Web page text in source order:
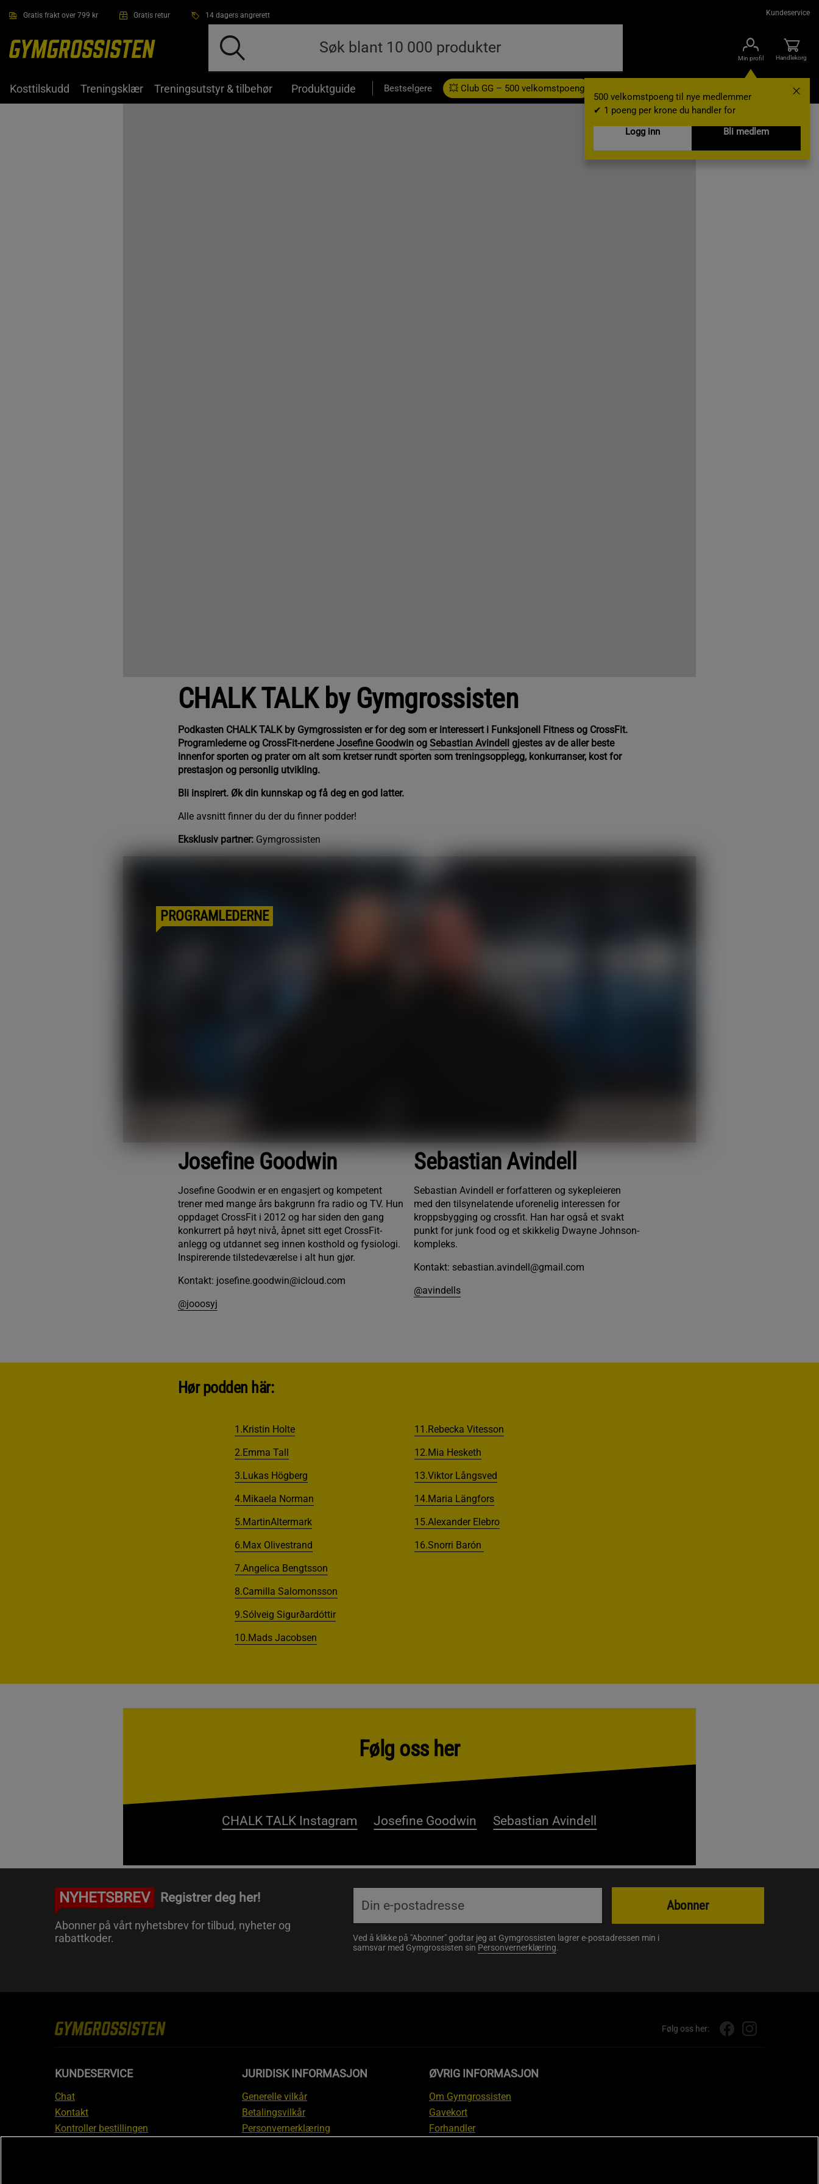
Gratis frakt over 799 kr Gratis retur 14 dagers angrerett Kundeservice
Min profil
500 velkomstpoeng til nye medlemmer
✔ 1 poeng per krone du handler for
Logg inn
Bli medlem
Handlekorg
Kosttilskudd Treningsklær Treningsutstyr & tilbehør Produktguide Bestselgere 💥 Club GG – 500 velkomstpoeng Gavekort
CHALK TALK by Gymgrossisten
Podkasten CHALK TALK by Gymgrossisten er for deg som er interessert i Funksjonell Fitness og CrossFit.
Programlederne og CrossFit-nerdeneJosefine Goodwinog Sebastian Avindell gjestes av de aller beste
innenfor sporten og prater om alt som kretser rundt sporten som treningsopplegg, konkurranser, kost for
prestasjon og personlig utvikling.
Bli inspirert. Øk din kunnskap og få deg en god latter.
Alle avsnitt finner du der du finner podder!
Eksklusiv partner:Gymgrossisten
PROGRAMLEDERNE
Josefine Goodwin
Josefine Goodwin er en engasjert og kompetent
trener med mange års bakgrunn fra radio og TV. Hun
oppdaget CrossFit i 2012 og har siden den gang
konkurrert på høyt nivå, åpnet sitt eget CrossFit-
anlegg og utdannet seg innen kosthold og fysiologi.
Inspirerende tilstedeværelse i alt hun gjør.
Kontakt: josefine.goodwin@icloud.com
@jooosyj
Sebastian Avindell
Sebastian Avindell er forfatteren og sykepleieren
med den tilsynelatende uforenelig interessen for
kroppsbygging og crossfit. Han har også et svakt
punkt for junk food og et skikkelig Dwayne Johnson-
kompleks.
Kontakt: sebastian.avindell@gmail.com
@avindells
Hør podden här:
1.Kristin Holte
2.Emma Tall
3.Lukas Högberg
4.Mikaela Norman
5.MartinAltermark
6.Max Olivestrand
7.Angelica Bengtsson
8.Camilla Salomonsson
9.Sólveig Sigurðardóttir
10.Mads Jacobsen
11.Rebecka Vitesson
12.Mia Hesketh
13.Viktor Långsved
14.Maria Längfors
15.Alexander Elebro
16.Snorri Barón
Følg oss her
CHALK TALK Instagram Josefine Goodwin Sebastian Avindell
NYHETSBREV Registrer deg her!
Abonner på vårt nyhetsbrev for tilbud, nyheter og
rabattkoder.
Ved å klikke på "Abonner" godtar jeg at Gymgrossisten lagrer e-postadressen min i
samsvar med Gymgrossisten sin Personvernerklæring.
Abonner
Følg oss her:
KUNDESERVICE
Chat
Kontakt
Kontroller bestillingen
JURIDISK INFORMASJON
Generelle vilkår
Betalingsvilkår
Personvernerklæring
ØVRIG INFORMASJON
Om Gymgrossisten
Gavekort
Forhandler